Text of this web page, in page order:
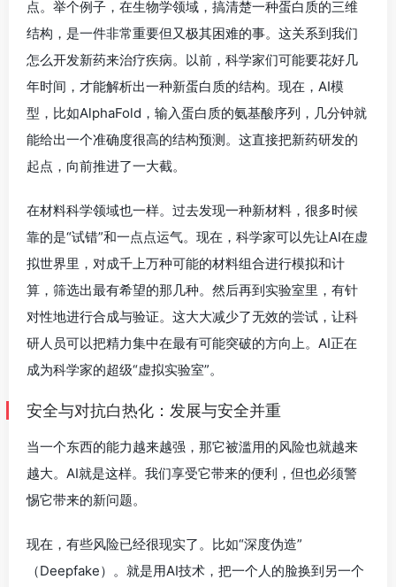
点。举个例子，在生物学领域，搞清楚一种蛋白质的三维
结构，是一件非常重要但又极其困难的事。这关系到我们
怎么开发新药来治疗疾病。以前，科学家们可能要花好几
年时间，才能解析出一种新蛋白质的结构。现在，AI模
型，比如AlphaFold，输入蛋白质的氨基酸序列，几分钟就
能给出一个准确度很高的结构预测。这直接把新药研发的
起点，向前推进了一大截。
在材料科学领域也一样。过去发现一种新材料，很多时候
靠的是“试错”和一点点运气。现在，科学家可以先让AI在虚
拟世界里，对成千上万种可能的材料组合进行模拟和计
算，筛选出最有希望的那几种。然后再到实验室里，有针
对性地进行合成与验证。这大大减少了无效的尝试，让科
研人员可以把精力集中在最有可能突破的方向上。AI正在
成为科学家的超级“虚拟实验室”。
安全与对抗白热化：发展与安全并重
当一个东西的能力越来越强，那它被滥用的风险也就越来
越大。AI就是这样。我们享受它带来的便利，但也必须警
惕它带来的新问题。
现在，有些风险已经很现实了。比如“深度伪造”
（Deepfake）。就是用AI技术，把一个人的脸换到另一个